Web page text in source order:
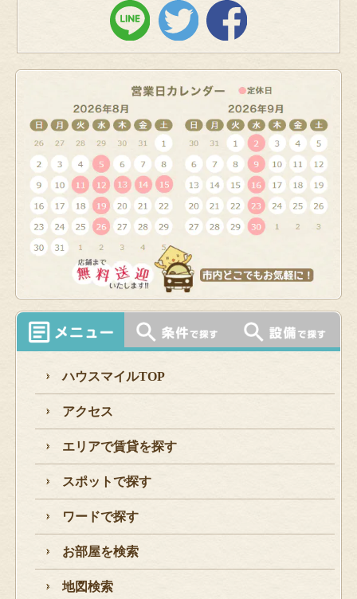
ハウスマイルTOP
アクセス
エリアで賃貸を探す
スポットで探す
ワードで探す
お部屋を検索
地図検索